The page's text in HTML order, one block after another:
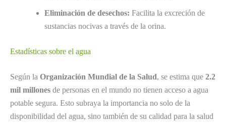
Eliminación de desechos: Facilita la excreción de
sustancias nocivas a través de la orina.
Estadísticas sobre el agua
Según la Organización Mundial de la Salud, se estima que 2.2
mil millones de personas en el mundo no tienen acceso a agua
potable segura. Esto subraya la importancia no solo de la
disponibilidad del agua, sino también de su calidad para la salud